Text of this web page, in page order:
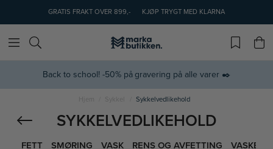
GRATIS FRAKT OVER 899,- KJØP TRYGT MED KLARNA
Back to school! -50% på gravering på alle varer ✒️
Hjem Sykkel Sykkelvedlikehold
SYKKELVEDLIKEHOLD
FETT SMØRING VASK RENS OG AVFETTING